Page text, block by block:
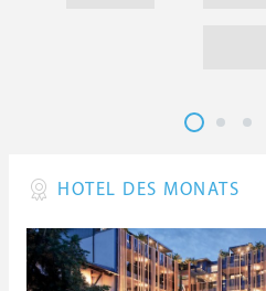
HOTEL DES MONATS